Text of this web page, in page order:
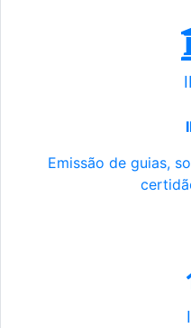
Emissão de guias,